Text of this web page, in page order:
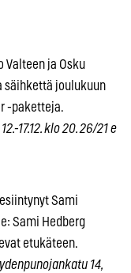
ja Osku
säihkettä joulukuun
-paketteja.
17.12. klo 20. 26/21 e
Sami
Sami Hedberg
etukäteen.
14,